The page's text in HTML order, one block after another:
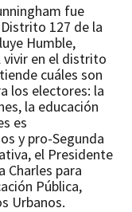
fue
127 de la
Humble,
vivir en el distrito
cuáles son
los electores: la
la educación
es
y pro-Segunda
el Presidente
Charles para
Pública,
Urbanos.